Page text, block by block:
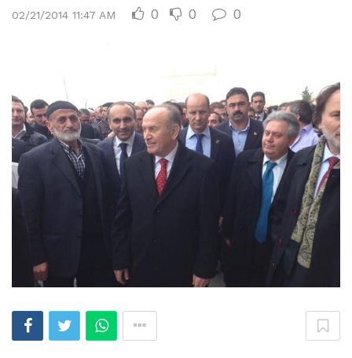
02/21/2014 11:47 AM 0 0 0